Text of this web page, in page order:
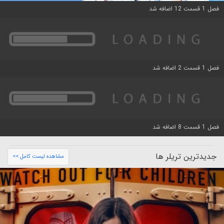
فصل 1 قسمت 12 اضافه شد
فصل 1 قسمت 2 اضافه شد
فصل 1 قسمت 8 اضافه شد
جدیدترین تریلر ها مشاهده لیست کامل >>